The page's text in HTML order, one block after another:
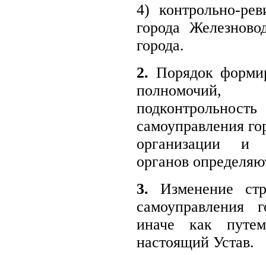
4) контрольно-
города
города.
2. Порядок
самоуправления
организации и
органов
3. Изменение
самоуправления
иначе как
настоящий Устав.